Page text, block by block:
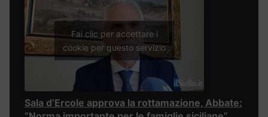
Fai clic per accettare i
cookie per questo servizio
Sala d’Ercole approva la rottamazione, Abbate: